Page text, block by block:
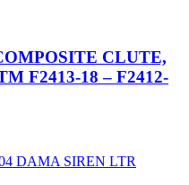
CLUTE,
F2413-18 – F2412-